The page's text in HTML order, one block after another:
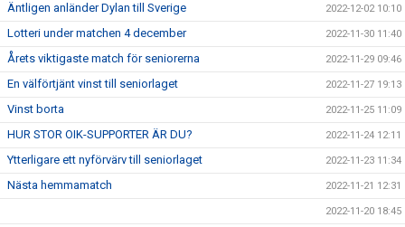
Äntligen anländer Dylan till Sverige 2022-12-02 10:10
Lotteri under matchen 4 december 2022-11-30 11:40
Årets viktigaste match för seniorerna 2022-11-29 09:46
En välförtjänt vinst till seniorlaget 2022-11-27 19:13
Vinst borta 2022-11-25 11:09
HUR STOR OIK-SUPPORTER ÄR DU? 2022-11-24 12:11
Ytterligare ett nyförvärv till seniorlaget 2022-11-23 11:34
Nästa hemmamatch 2022-11-21 12:31
2022-11-20 18:45